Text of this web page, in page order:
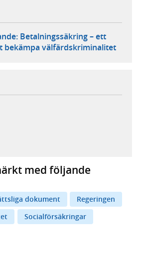
Betalningssäkring – ett
bekämpa välfärdskriminalitet
i ny flik, extern webbplats,
extern webbplats,
i ny flik, extern webbplats,
din e-postklient,
med följande
dokument
Regeringen
Socialförsäkringar